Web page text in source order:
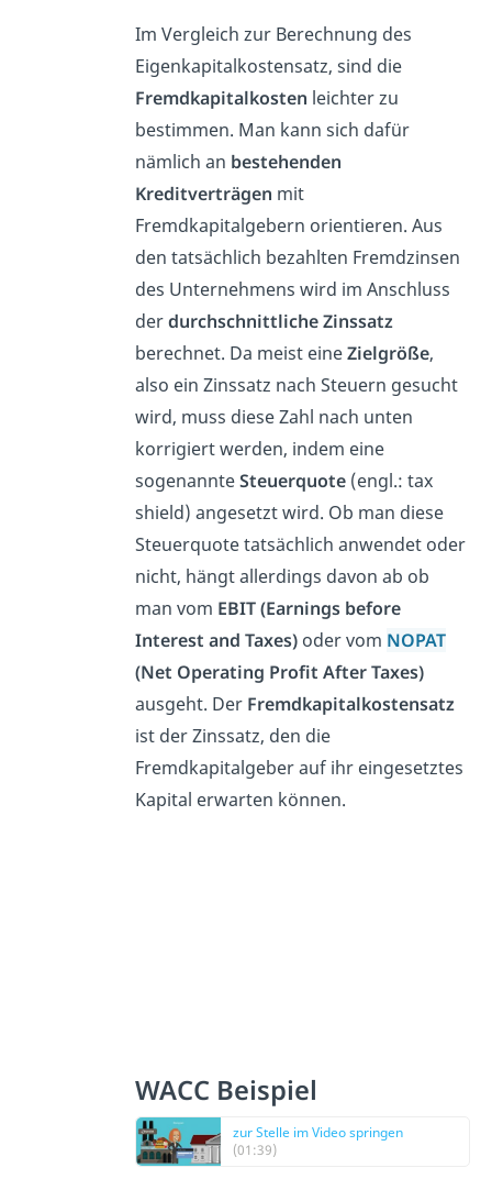
Im Vergleich zur Berechnung des
Eigenkapitalkostensatz, sind die
Fremdkapitalkosten leichter zu
bestimmen. Man kann sich dafür
nämlich an bestehenden
Kreditverträgen mit
Fremdkapitalgebern orientieren. Aus
den tatsächlich bezahlten Fremdzinsen
des Unternehmens wird im Anschluss
derdurchschnittliche Zinssatz
berechnet. Da meist eineZielgröße,
also ein Zinssatz nach Steuern gesucht
wird, muss diese Zahl nach unten
korrigiert werden, indem eine
sogenannteSteuerquote(engl.: tax
shield) angesetzt wird. Ob man diese
Steuerquote tatsächlich anwendet oder
nicht, hängt allerdings davon ab ob
man vom EBIT (Earnings before
Interest and Taxes)oder vom NOPAT
(Net Operating Profit After Taxes)
ausgeht. Der Fremdkapitalkostensatz
ist der Zinssatz, den die
Fremdkapitalgeber auf ihr eingesetztes
Kapital erwarten können.
WACC Beispiel
zur Stelle im Video springen
(01:39)